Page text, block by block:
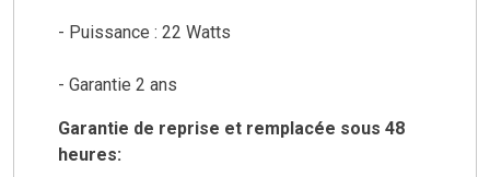
- Puissance : 22 Watts
- Garantie 2 ans
Garantie de reprise et remplacée sous 48
heures: